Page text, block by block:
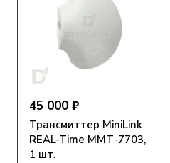
45 000 ₽
Трансмиттер MiniLink
REAL-Time ММТ-7703,
1 шт.